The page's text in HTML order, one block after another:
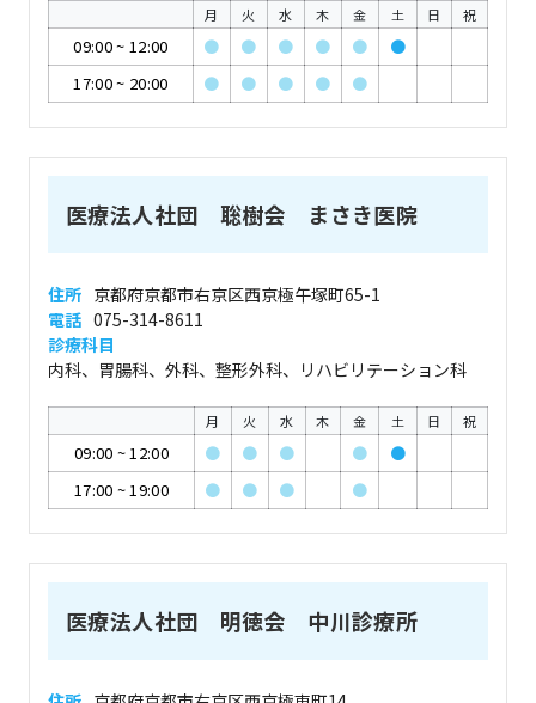
月 火 水 木 金 土 日 祝
09:00~ 12:00 ● ● ● ● ●
●
17:00~ 20:00 ● ● ● ● ●
医療法人社団 聡樹会 まさき医院
住所 京都府京都市右京区西京極午塚町65-1
電話 075-314-8611
診療科目
内科、胃腸科、外科、整形外科、リハビリテーション科
月 火 水 木 金 土 日 祝
09:00 ~12:00 ● ● ● ●
●
17:00 ~19:00 ● ● ● ●
医療法人社団 明徳会 中川診療所